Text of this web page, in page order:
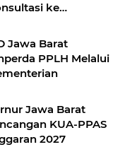
ke
Jawa Barat
PPLH Melalui
Jawa Barat
KUA-PPAS
2027